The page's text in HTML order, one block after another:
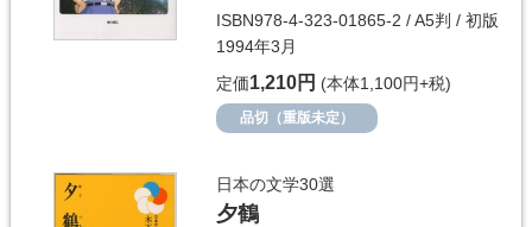
ISBN978-4-323-01865-2 / A5判 / 初版
1994年3月
定価1,210円 (本体1,100円+税)
品切（重版未定）
日本の文学30選
夕鶴